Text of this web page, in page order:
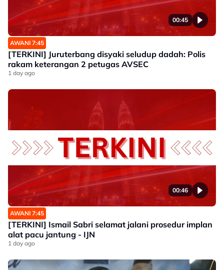
00:45
AWANI 7:45
[TERKINI] Juruterbang disyaki seludup dadah: Polis
rakam keterangan 2 petugas AVSEC
1 day ago
00:46
AWANI 7:45
[TERKINI] Ismail Sabri selamat jalani prosedur implan
alat pacu jantung - IJN
1 day ago